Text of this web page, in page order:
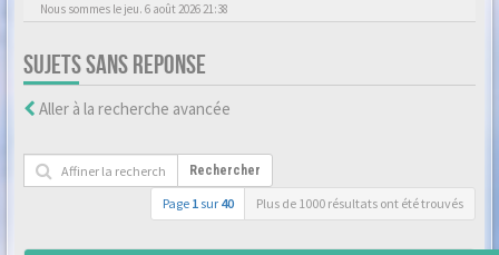
Nous sommes le jeu. 6 août 2026 21:38
SUJETS SANS REPONSE
Aller à la recherche avancée
Rechercher
Page 1 sur 40 Plus de 1000 résultats ont été trouvés